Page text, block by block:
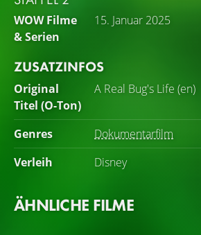
WOW Filme
& Serien
15. Januar 2025
ZUSATZINFOS
Original
Titel (O-Ton)
A Real Bug's Life (en)
Genres
Dokumentarfilm
Verleih
Disney
ÄHNLICHE FILME